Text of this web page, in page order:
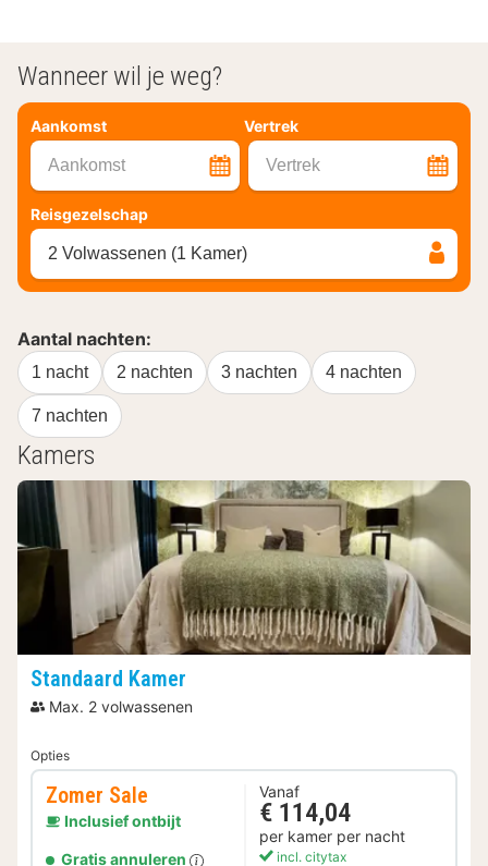
Wanneer wil je weg?
Aankomst Vertrek
Aankomst Vertrek
Reisgezelschap
2 Volwassenen (1 Kamer)
Aantal nachten:
1 nacht 2 nachten 3 nachten 4 nachten
7 nachten
Kamers
Standaard Kamer
Max. 2 volwassenen
Opties
Zomer Sale
Inclusief ontbijt
Gratis annuleren
Vanaf
€ 114,04
per kamer per nacht
incl. citytax